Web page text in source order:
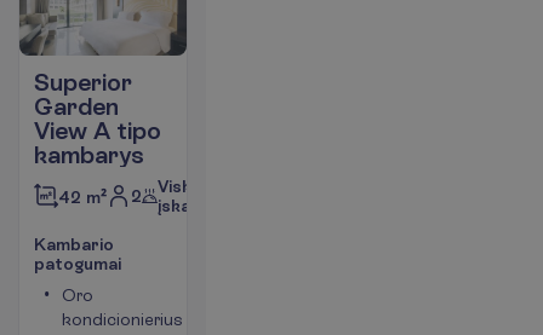
Superior
Garden
View A tipo
kambarys
42 m² 2
Viskas
įskaičiuota
Kambario
patogumai
Oro
kondicionierius